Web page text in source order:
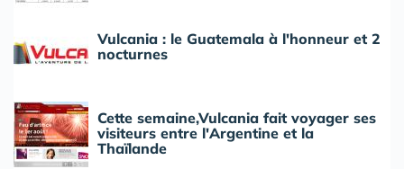
Vulcania : le Guatemala à l'honneur et 2
nocturnes
Cette semaine,Vulcania fait voyager ses
visiteurs entre l'Argentine et la
Thaïlande